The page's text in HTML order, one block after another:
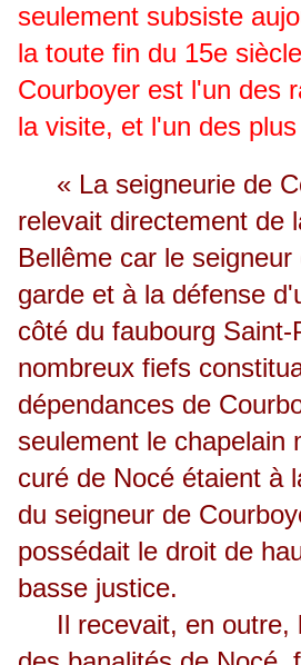
seulement subsiste
la toute fin du 15e
Courboyer est l'un des
la visite, et l'un des
« La seigneurie de
relevait directement de
Bellême car le
garde et à la défense
côté du faubourg Saint-
nombreux fiefs
dépendances de
seulement le chapelain
curé de Nocé étaient à
du seigneur de
possédait le droit de
basse justice.
Il recevait, en outre,